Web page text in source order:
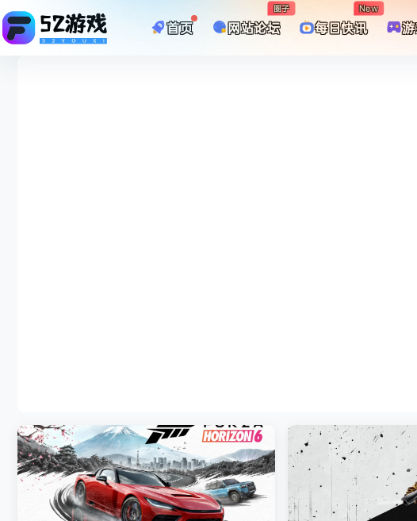
首页 网站论坛
圈子
每日快讯
New
007 初露锋芒（007 First Light ）免安装中文版